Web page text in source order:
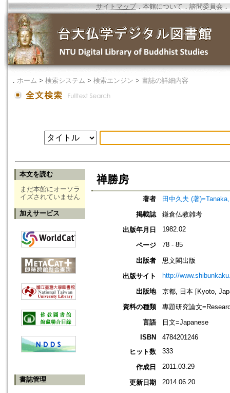
サイトマップ．本館について ． 諮問委員会 ．
． ホーム > 検索システム > 検索エンジン > 書誌の詳細内容
本文を読む
まだ本館にオーソラ
イズされていません
加えサービス
書誌管理
禅勝房
著者
田中久夫 (著
掲載誌
鎌倉仏教雑考
出版年月日
1982.02
ページ 78 - 85
出版者
思文閣出版
出版サイト
http://
出版地
京都, 日本 [Kyoto,
資料の種類
專題研究論文
言語
日文=Japanese
ISBN
4784201246
ヒット数
333
作成日 2011.03.29
更新日期 2014.06.20